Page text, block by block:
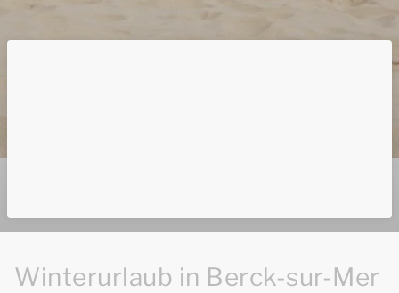
Winterurlaub in Berck-sur-Mer